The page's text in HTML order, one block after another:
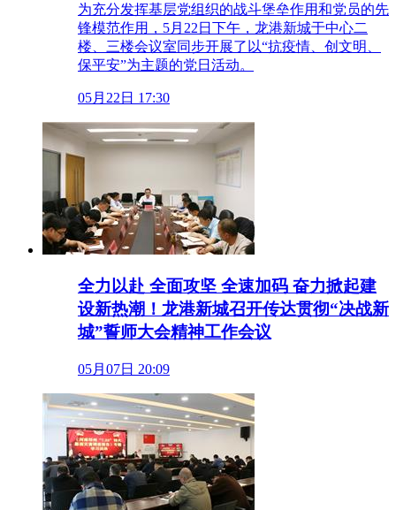
为充分发挥基层党组织的战斗堡垒作用和党员的先
锋模范作用，5月22日下午，龙港新城于中心二
楼、三楼会议室同步开展了以“抗疫情、创文明、
保平安”为主题的党日活动。
05月22日 17:30
全力以赴 全面攻坚 全速加码 奋力掀起建
设新热潮！龙港新城召开传达贯彻“决战新
城”誓师大会精神工作会议
05月07日 20:09